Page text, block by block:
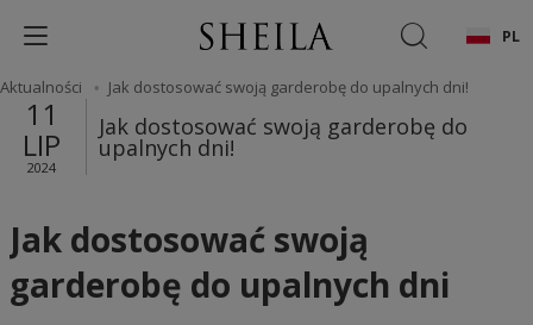
PL
Aktualności Jak dostosować swoją garderobę do upalnych dni!
11
LIP
2024
Jak dostosować swoją garderobę do
upalnych dni!
Jak dostosować swoją
garderobę do upalnych dni